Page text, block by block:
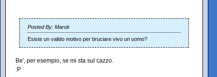
Posted By: Marok
Esiste un valido motivo per bruciare vivo un uomo?
Be', per esempio, se mi sta sul cazzo.
:P